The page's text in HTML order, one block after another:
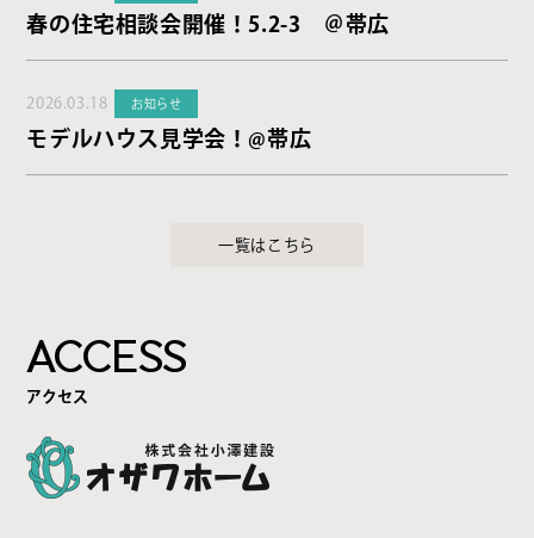
春の住宅相談会開催！5.2-3 ＠帯広
2026.03.18 お知らせ
モデルハウス見学会！@帯広
一覧はこちら
ACCESS
アクセス